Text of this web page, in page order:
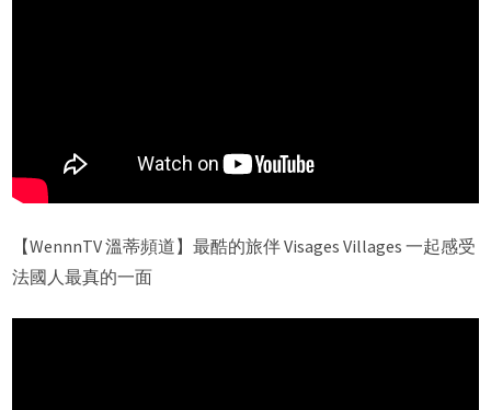
【WennnTV 溫蒂頻道】最酷的旅伴 Visages Villages 一起感受
法國人最真的一面